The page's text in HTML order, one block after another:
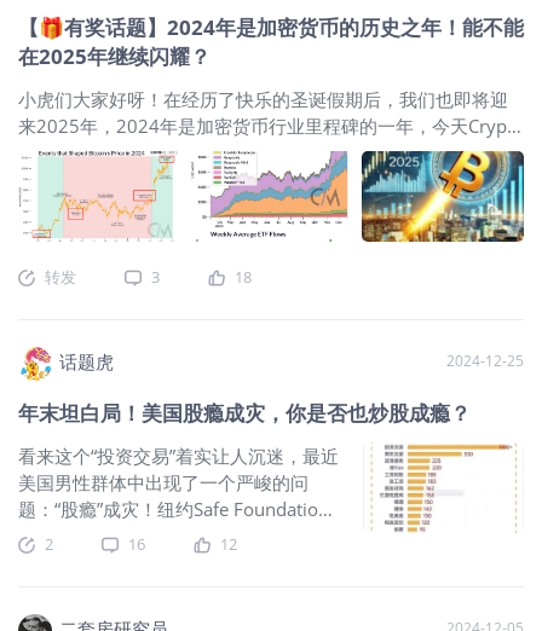
格的波动可能直接影响其财务表现。从 2024 年第四季度财报
来看，Robinhood 交易型收入增长迅速，与当时比特币价格上
涨相呼应。然而，回顾历史市场周期可以发现，加密货币交易
具有极高波动性，这使得 Robinhood 的营收模式较为不稳定。
与传统券商如 Charles Schwab 和 Interactive Brokers 相比，
Robinhood 的收入来源较为单一，对零售投资人的交易行为依
赖程度更高，这使得其业务模式面临更大的市场风险。 市场分
析师对 Robinhood 的未来看法不一。Wolfe Research 近期将
Ro
了100,000美元。 在纳斯达克伦敦第51届会议上，首席财务官
Alesia Haas表示，公司第四季度表现预计将达到或超过此前指
基本一致，无论是高级产品与基础产品之间的比例，还是消费
者与机构交易的占比，或是稳定币对加密货币和法币交易对的
比例。到目前为止，一切都在增长。不过，我需要强调，加密
市场变化迅速，12月的情况难以预测。” 她还指出： ​•​加密市场
总市值和波动性的上升推动收入上行。 ​•​订阅与服务产品的收入
将达到或超出指导预期。 ​•​在销售和营销方面的支出也将高于指
导水平，以抓住市场动态带来的客户增长机会，同时保持高投
资回报率。 面临的主要挑战 Coinbase面临的主要问题是交易收
格波动带来的交易收入增长成为其主要盈利来源，尤其是这种
增长可能不可持续。 收入表现 ​•​第三季度收入较第一季度下降
近50%，消费者交易收入从9.35亿美元降至4.68亿美元。 ​•​公司
更关注于订阅收入增长，稳定币收入在第三季度达到2.47亿美
元，持续增长。 分析师预测第四季度收入将达到 15.8亿美元，
接近2024年第一季度的纪录 16.4
【🎁有奖话题】2024年是加密货币的历史之年！能不能
在2025年继续闪耀？
小虎们大家好呀！在经历了快乐的圣诞假期后，我们也即将迎
来2025年，2024年是加密货币行业里程碑的一年，今天Crypto
加密虎会跟大家一起回顾一下值得被铭记的一些大事件，以及
比特币和加密货币是否能在2025年继续闪耀呢？
回顾比特
币的2024年之旅！2024年，加密货币经历了比特币和以太坊现
货ETF上市交易、比特币减半、美联储开启降息周期、美国历史
为大家梳理，一起来看看吧：1.比特币现货ETF获批上市2024年
加密牛市行情的开启，随后比特币价格创下历史新高的73000
和以太坊ETF，5月，美国SEC也批准了以太坊现货ETF的交易；
2.比特币“减半”（Halving）2024年4月，比特币迎来第四次减
半，矿工的奖励从每区块6.25 枚比特币减少到3.125枚，比特
币挖矿的难度再次提升；3.美联储开启降息周期2024年9月19
日，美联储宣布降息50个基点，将联邦基金利率目标区间降至
4.75%—5.00%之间的水平，这是美联储自2020年3月以来首次
转发 3 18
话题虎 2024-12-25
年末坦白局！美国股瘾成灾，你是否也炒股成瘾？
看来这个“投资交易”着实让人沉迷，最近
美国男性群体中出现了一个严峻的问
题：“股瘾”成灾！纽约Safe Foundation
的临床主任Jessica Steinmetz表示，现
在约有10%的患者在寻求“交易成瘾”的帮
这部分人主要沉迷于
2 16 12